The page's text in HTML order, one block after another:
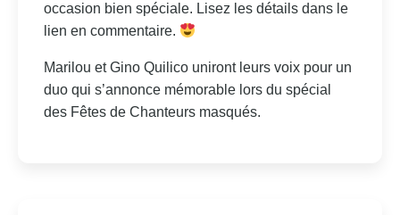
occasion bien spéciale. Lisez les détails dans le
lien en commentaire.
Marilou et Gino Quilico uniront leurs voix pour un
duo qui s’annonce mémorable lors du spécial
des Fêtes de Chanteurs masqués.